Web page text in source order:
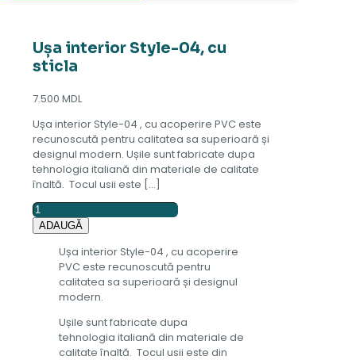
Ușa interior Style-04, cu
sticla
7.500 MDL
Ușa interior Style-04 , cu acoperire PVC este
recunoscută pentru calitatea sa superioară și
designul modern. Ușile sunt fabricate dupa
tehnologia italiană din materiale de calitate
înaltă. Tocul usii este […]
Cantitate
Ușa
Style-
ADAUGĂ
Ușa interior Style-04 , cu acoperire
PVC este recunoscută pentru
calitatea sa superioară și designul
modern.
Ușile sunt fabricate dupa
tehnologia italiană din materiale de
calitate înaltă. Tocul usii este din